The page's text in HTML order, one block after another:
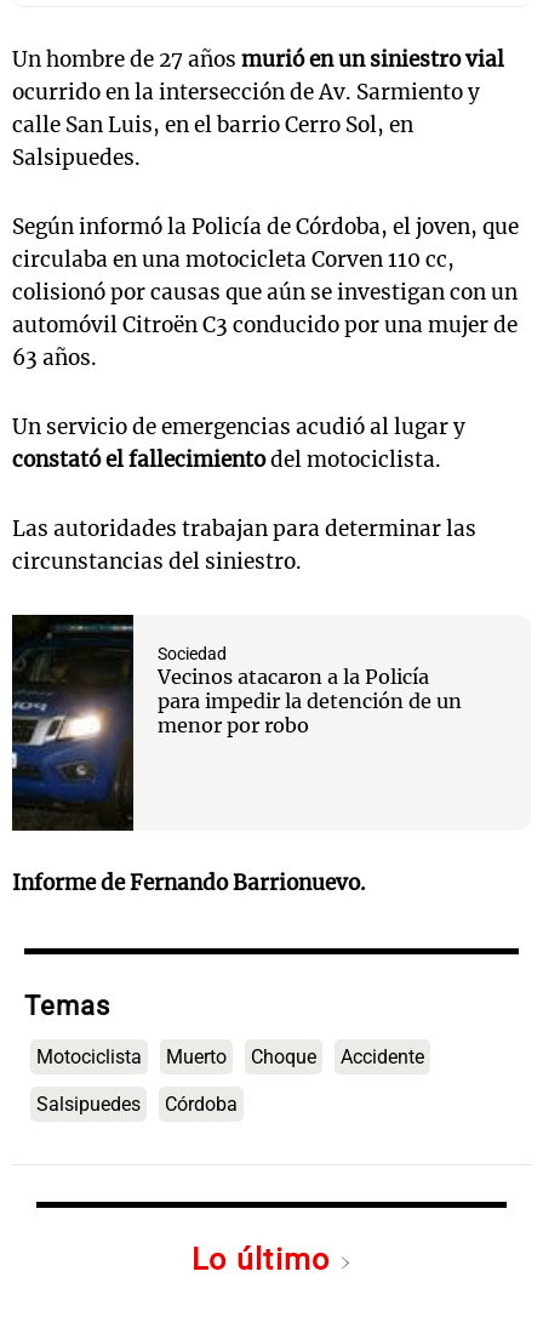
Un hombre de 27 años murió en un siniestro vial
ocurrido en la intersección de Av. Sarmiento y
calle San Luis, en el barrio Cerro Sol, en
Salsipuedes.
Según informó la Policía de Córdoba, el joven, que
circulaba en una motocicleta Corven 110 cc,
colisionó por causas que aún se investigan con un
automóvil Citroën C3 conducido por una mujer de
63 años.
Un servicio de emergencias acudió al lugar y
constató el fallecimientodel motociclista.
Las autoridades trabajan para determinar las
circunstancias del siniestro.
Sociedad
Vecinos atacaron a la Policía
para impedir la detención de un
menor por robo
Informe de Fernando Barrionuevo.
Temas
Motociclista Muerto Choque Accidente
Salsipuedes Córdoba
Lo último